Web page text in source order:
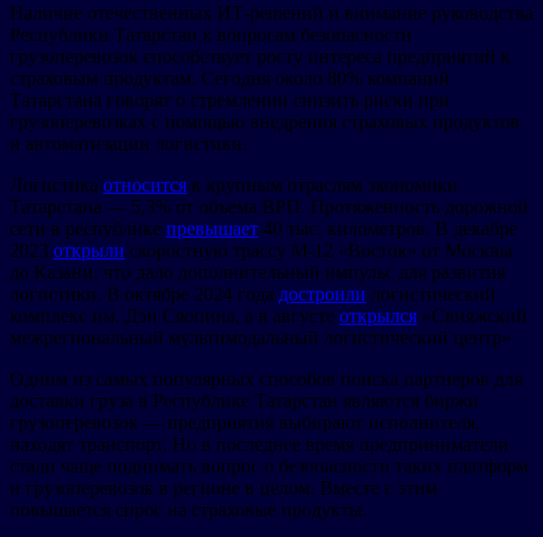
Наличие отечественных ИТ-решений и внимание руководства
Республики Татарстан к вопросам безопасности
грузоперевозок способствует росту интереса предприятий к
страховым продуктам. Сегодня около 80% компаний
Татарстана говорят о стремлении снизить риски при
грузоперевозках с помощью внедрения страховых продуктов
и автоматизации логистики.
Логистика относится к крупным отраслям экономики
Татарстана — 5,3% от объема ВРП. Протяженность дорожной
сети в республике превышает 40 тыс. километров. В декабре
2023 открыли скоростную трассу М-12 «Восток» от Москвы
до Казани, что дало дополнительный импульс для развития
логистики. В октябре 2024 года достроили логистический
комплекс им. Дэн Сяопина, а в августе открылся «Свияжский
межрегиональный мультимодальный логистический центр»
Одним из самых популярных способов поиска партнеров для
доставки груза в Республике Татарстан являются биржи
грузоперевозок — предприятия выбирают исполнителя,
находят транспорт. Но в последнее время предприниматели
стали чаще поднимать вопрос о безопасности таких платформ
и грузоперевозок в регионе в целом. Вместе с этим
повышается спрос на страховые продукты.